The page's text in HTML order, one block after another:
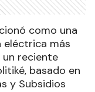
como una
eléctrica más
un reciente
basado en
y Subsidios